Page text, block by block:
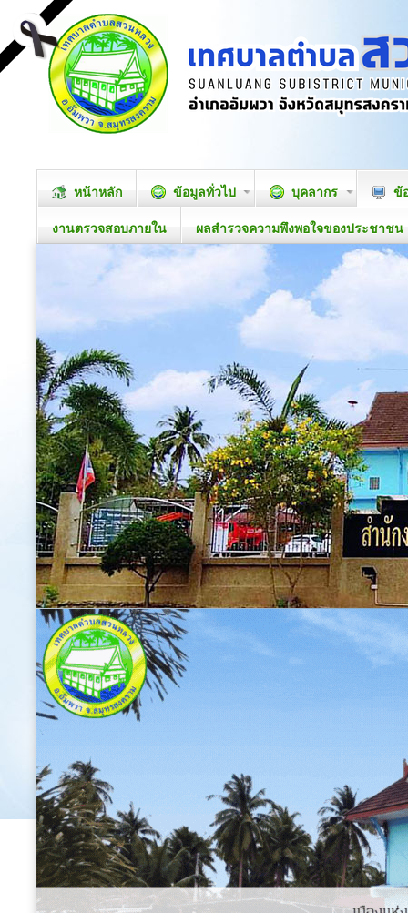
หน้าหลัก ข้อมูลทั่วไป บุคลากร ข้
งานตรวจสอบภายใน ผลสำรวจความพึงพอใจของประชาชน